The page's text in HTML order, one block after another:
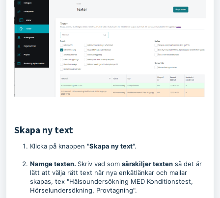
Skapa ny text
Klicka på knappen "Skapa ny text".
Namge texten. Skriv vad som särskiljer texten så det är
lätt att välja rätt text när nya enkätlänkar och mallar
skapas, tex "Hälsoundersökning MED Konditionstest,
Hörselundersökning, Provtagning".